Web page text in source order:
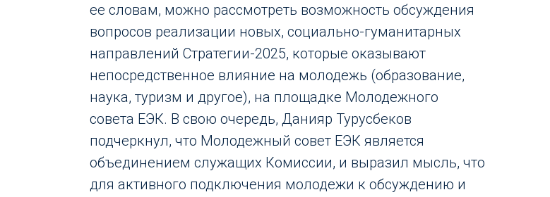
ее словам, можно рассмотреть возможность обсуждения
вопросов реализации новых, социально-гуманитарных
направлений Стратегии-2025, которые оказывают
непосредственное влияние на молодежь (образование,
наука, туризм и другое), на площадке Молодежного
совета ЕЭК. В свою очередь, Данияр Турусбеков
подчеркнул, что Молодежный совет ЕЭК является
объединением служащих Комиссии, и выразил мысль, что
для активного подключения молодежи к обсуждению и